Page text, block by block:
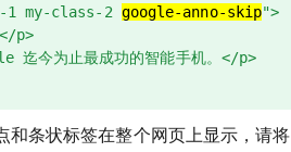
1 my-class-2 google-anno-skip">
p>
今为止最成功的智能手机。</p>
和条状标签在整个网页上显示，请将